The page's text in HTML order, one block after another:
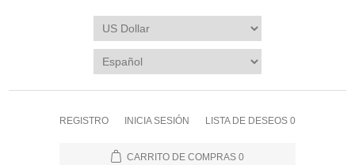
REGISTRO INICIA SESIÓN LISTA DE DESEOS 0
CARRITO DE COMPRAS 0